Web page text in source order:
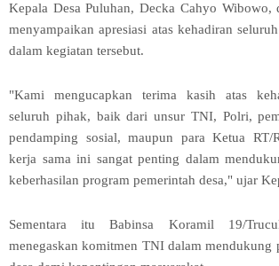
Kepala Desa Puluhan, Decka Cahyo Wibowo,
menyampaikan apresiasi atas kehadiran
dalam kegiatan tersebut.
"Kami mengucapkan terima kasih atas
seluruh pihak, baik dari unsur TNI, Polri,
pendamping sosial, maupun para Ketua RT/
kerja sama ini sangat penting dalam
keberhasilan program pemerintah desa," ujar
Sementara itu Babinsa Koramil 19/
menegaskan komitmen TNI dalam mendukung